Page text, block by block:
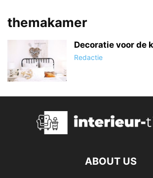
themakamer
Decoratie voor de
Redactie
ABOUT US